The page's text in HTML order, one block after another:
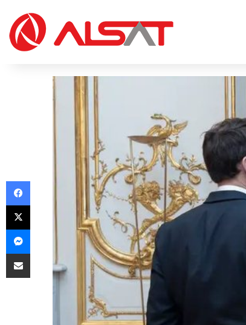
Facebook
X
Messenger
Share via Email